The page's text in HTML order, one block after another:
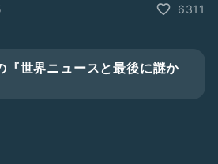
6311
『世界ニュースと最後に謎か